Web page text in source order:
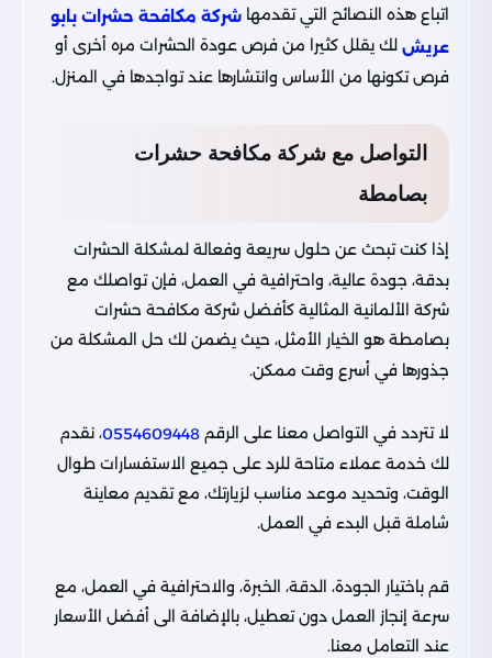
اتباع هذه النصائح التي تقدمها شركة مكافحة حشرات بابو
عريش لك يقلل كثيرا من فرص عودة الحشرات مره أخرى أو
فرص تكونها من الأساس وانتشارها عند تواجدها في المنزل.
التواصل مع شركة مكافحة حشرات
بصامطة
إذا كنت تبحث عن حلول سريعة وفعالة لمشكلة الحشرات
بدقة، جودة عالية، واحترافية في العمل، فإن تواصلك مع
شركة الألمانية المثالية كأفضل شركة مكافحة حشرات
بصامطة هو الخيار الأمثل، حيث يضمن لك حل المشكلة من
جذورها في أسرع وقت ممكن.
لا تتردد في التواصل معنا على الرقم 0554609448، نقدم
لك خدمة عملاء متاحة للرد على جميع الاستفسارات طوال
الوقت، وتحديد موعد مناسب لزيارتك، مع تقديم معاينة
شاملة قبل البدء في العمل.
قم باختيار الجودة، الدقة، الخبرة، والاحترافية في العمل، مع
سرعة إنجاز العمل دون تعطيل، بالإضافة الى أفضل الأسعار
عند التعامل معنا.